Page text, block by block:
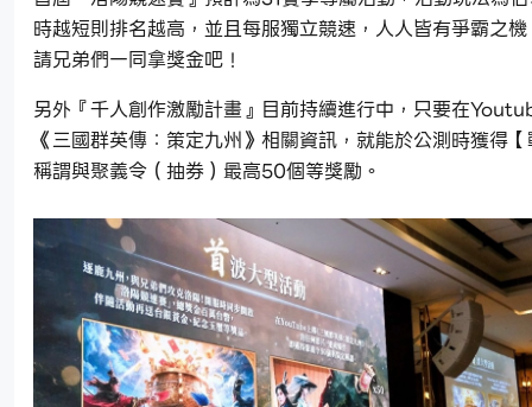
時越短則排名越高，並且每服獨立競速，人人皆有爭霸之
請兄弟們一同拿獎金吧！
另外『千人創作激勵計畫』目前持續進行中，只要在
《三國群英傳：策定九州》相關資訊，就能於公測時獲得
稱謂與聚義令（抽券）最高50個等獎勵。